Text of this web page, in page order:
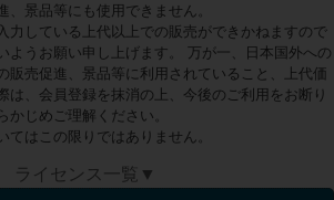
景品等にも使用できません。
力している上代以上での販売ができかねますので
ようお願い申し上げます。 万が一、日本国外への
販売促進、景品等に利用されていること、上代価
は、会員登録を抹消の上、今後のご利用をお断り
かじめご理解ください。
てはこの限りではありません。
ライセンス一覧▼